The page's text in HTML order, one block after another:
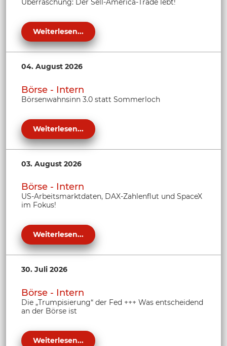
Überraschung: Der Sell-America-Trade lebt!
Weiterlesen...
04. August 2026
Börse - Intern
Börsenwahnsinn 3.0 statt Sommerloch
Weiterlesen...
03. August 2026
Börse - Intern
US-Arbeitsmarktdaten, DAX-Zahlenflut und SpaceX
im Fokus!
Weiterlesen...
30. Juli 2026
Börse - Intern
Die „Trumpisierung“ der Fed +++ Was entscheidend
an der Börse ist
Weiterlesen...